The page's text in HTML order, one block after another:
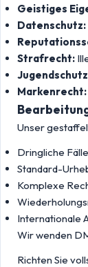
Geistiges
Datenschutz:
Strafrecht:
Markenrecht:
Unser
Dringliche
Standard-
Komplexe
Internationale
Wir wenden
Richten Sie